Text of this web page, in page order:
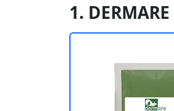
1.